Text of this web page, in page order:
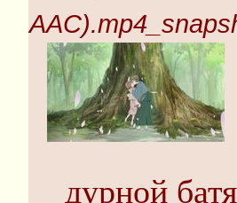
дурной